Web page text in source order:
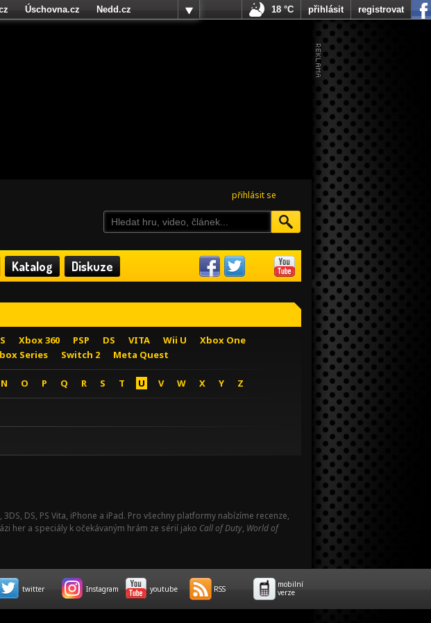
přihlásit se
Katalog Diskuze
Xbox 360 PSP DS VITA Wii U
Xbox One
Series Switch 2 Meta Quest
N O P Q R S T U V W X Y Z
DS, PS Vita, iPhone a iPad. Pro všechny platformy nabízíme recenze,
her a speciály k očekávaným hrám ze sérií jako Call of Duty, World of
Úschovna.cz
Nedd.cz
18 °C přihlásit registrovat
twitter Instagram youtube RSS
mobilní
verze